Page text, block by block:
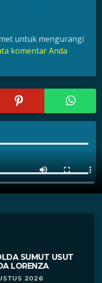
untuk mengurangi
komentar Anda
SUMUT USUT
LORENZA
2026